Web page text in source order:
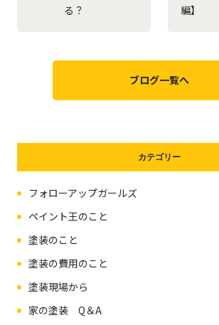
る？
編】
ブログ一覧へ
カテゴリー
フォローアップガールズ
ペイント王のこと
塗装のこと
塗装の費用のこと
塗装現場から
家の塗装 Q＆A